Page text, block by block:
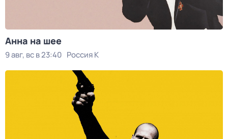
Анна на шее
9 авг, вс в 23:40 Россия К